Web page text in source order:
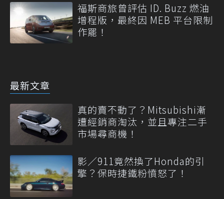
福斯商旅曾評估 ID. Buzz 燃油
增程版，最終因 MEB 平台限制
作罷！
最新文章
真的賣不動了？Mitsubishi漸
遭經銷商淘汰，並且專注二手
市場尋商機！
影／911竟然換了Honda的引
擎？保時捷鐵粉憤怒了！